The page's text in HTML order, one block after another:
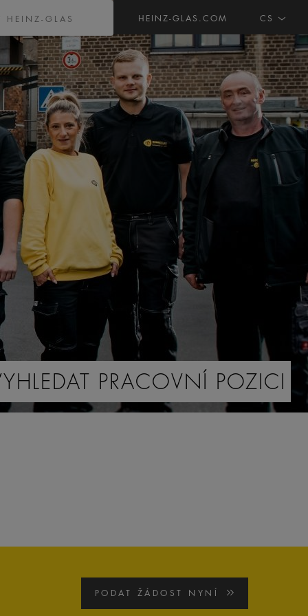
HEINZ-GLAS.COM CS
HEINZ-GLAS
PODAT ŽÁDOST NYNÍ